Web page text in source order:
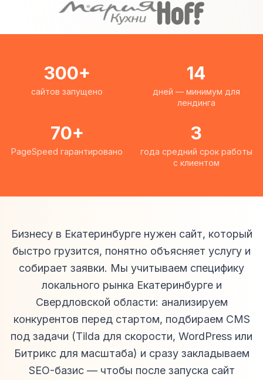
300+
сайтов запущено
14
дней — минимум для
лендинга
70+
PageSpeed гарантировано
3
года средний срок работы
с клиентом
Бизнесу в Екатеринбурге нужен сайт, который
быстро грузится, понятно объясняет услугу и
собирает заявки. Мы учитываем специфику
локального рынка Екатеринбурге и
Свердловской области: анализируем
конкурентов перед стартом, подбираем CMS
под задачи (Tilda для скорости, WordPress или
Битрикс для масштаба) и сразу закладываем
SEO-базис — чтобы после запуска сайт